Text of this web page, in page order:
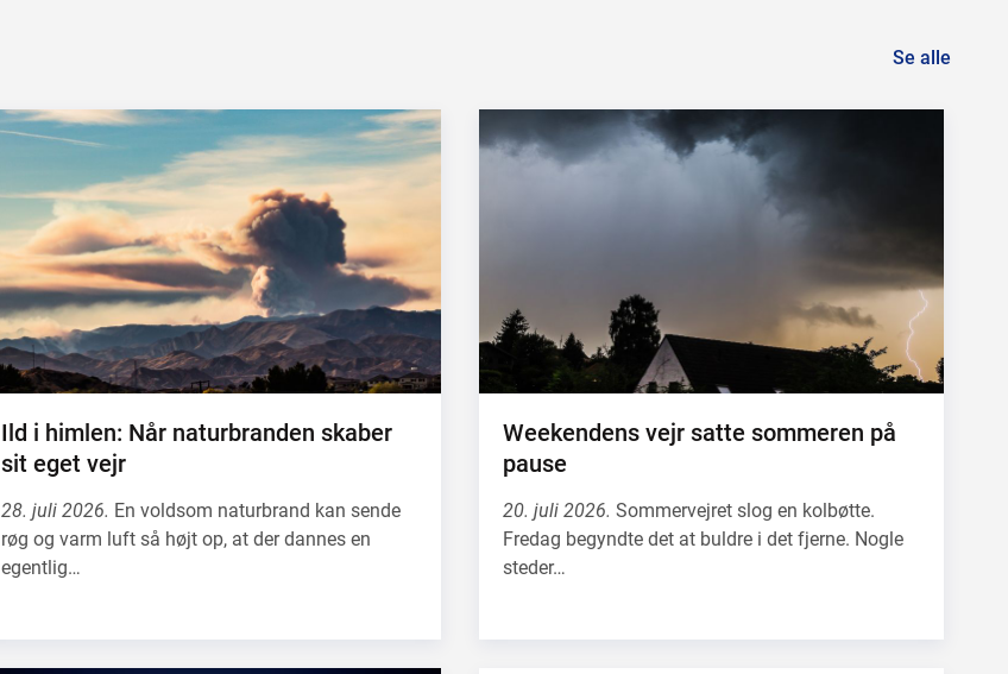
Se alle
Ild i himlen: Når naturbranden skaber
sit eget vejr
28. juli 2026. En voldsom naturbrand kan sende
røg og varm luft så højt op, at der dannes en
egentlig…
Weekendens vejr satte sommeren på
pause
20. juli 2026.Sommervejret slog en kolbøtte.
Fredag begyndte det at buldre i det fjerne. Nogle
steder…